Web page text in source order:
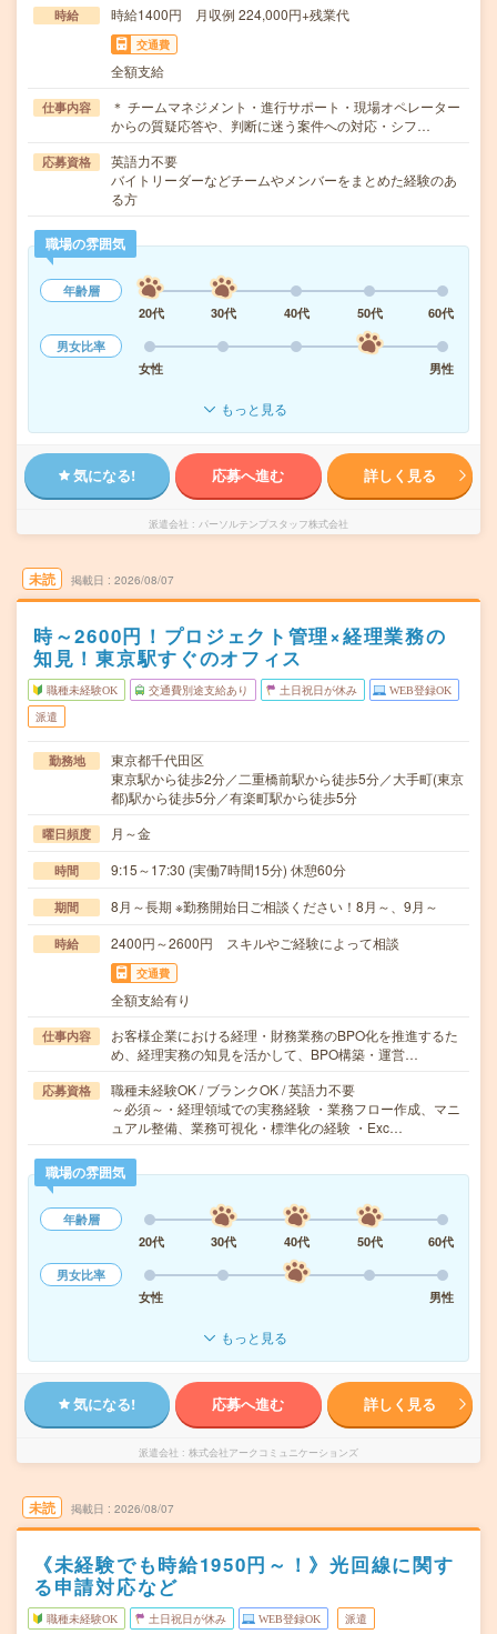
時給 時給1400円 月収例 224,000円+残業代
交通費
全額支給
仕事内容
＊ チームマネジメント・進行サポート・現場オペレーター
からの質疑応答や、判断に迷う案件への対応・シフ…
応募資格
英語力不要
バイトリーダーなどチームやメンバーをまとめた経験のあ
る方
職場の雰囲気
年齢層
20代
30代 40代 50代
60代
男女比率
女性
男性
もっと見る
気になる! 応募へ進む 詳しく見る
派遣会社 パーソルテンプスタッフ株式会社
未読 掲載日 2026/08/07
時～2600円！プロジェクト管理×経理業務の
知見！東京駅すぐのオフィス
職種未経験OK 交通費別途支給あり 土日祝日が休み WEB登録OK
派遣
勤務地
東京都千代田区
東京駅から徒歩2分／二重橋前駅から徒歩5分／大手町(東京
都)駅から徒歩5分／有楽町駅から徒歩5分
曜日頻度 月～金
時間 9:15～17:30 (実働7時間15分) 休憩60分
期間 8月～長期 ※勤務開始日ご相談ください！8月～、9月～
時給 2400円～2600円 スキルやご経験によって相談
交通費
全額支給有り
仕事内容
お客様企業における経理・財務業務のBPO化を推進するた
め、経理実務の知見を活かして、BPO構築・運営…
応募資格
職種未経験OK / ブランクOK / 英語力不要
～必須～・経理領域での実務経験 ・業務フロー作成、マニ
ュアル整備、業務可視化・標準化の経験 ・Exc…
職場の雰囲気
年齢層
20代
30代 40代 50代
60代
男女比率
女性
男性
もっと見る
気になる! 応募へ進む 詳しく見る
派遣会社 株式会社アークコミュニケーションズ
未読 掲載日 2026/08/07
《未経験でも時給1950円～！》光回線に関す
る申請対応など
職種未経験OK 土日祝日が休み WEB登録OK 派遣